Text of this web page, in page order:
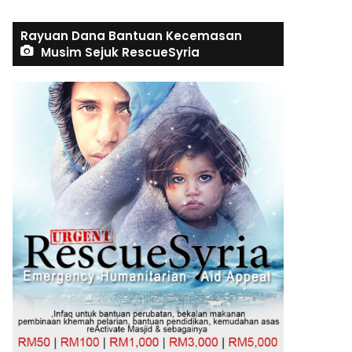
Rayuan Dana Bantuan Kecemasan
Musim Sejuk RescueSyria